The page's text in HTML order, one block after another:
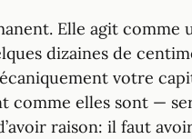
Elle agit comme
dizaines de
votre
elles sont —
raison: il faut